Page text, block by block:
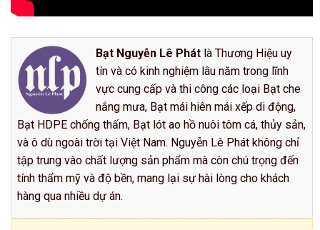
Bạt Nguyễn Lê Phát là Thương Hiệu uy
tín và có kinh nghiệm lâu năm trong lĩnh
vực cung cấp và thi công các loại Bạt che
nắng mưa, Bạt mái hiên mái xếp di động,
Bạt HDPE chống thấm, Bạt lót ao hồ nuôi tôm cá, thủy sản,
và ô dù ngoài trời tại Việt Nam. Nguyễn Lê Phát không chỉ
tập trung vào chất lượng sản phẩm mà còn chú trọng đến
tính thẩm mỹ và độ bền, mang lại sự hài lòng cho khách
hàng qua nhiều dự án.